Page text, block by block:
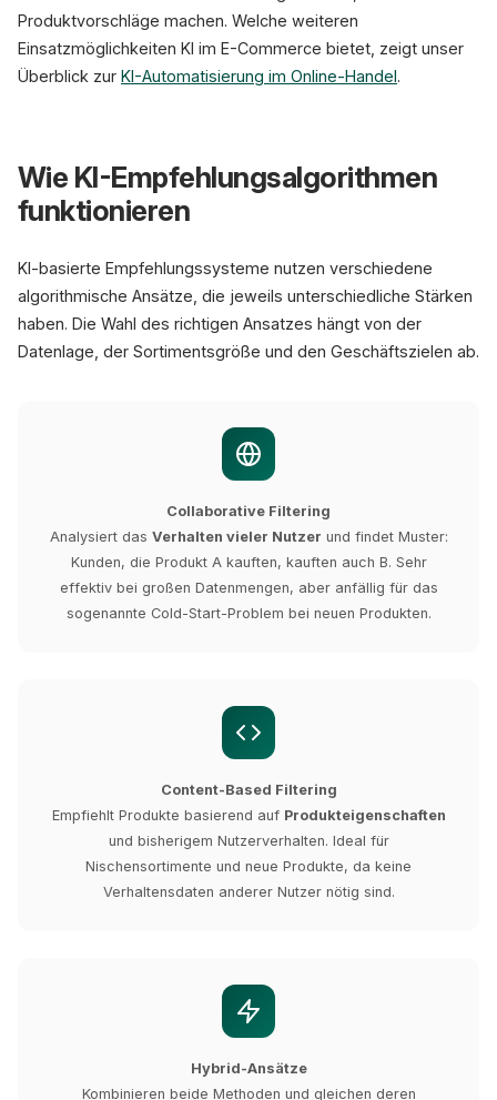
Produktvorschläge machen. Welche weiteren
Einsatzmöglichkeiten KI im E-Commerce bietet, zeigt unser
Überblick zur KI-Automatisierung im Online-Handel.
Wie KI-Empfehlungsalgorithmen
funktionieren
KI-basierte Empfehlungssysteme nutzen verschiedene
algorithmische Ansätze, die jeweils unterschiedliche Stärken
haben. Die Wahl des richtigen Ansatzes hängt von der
Datenlage, der Sortimentsgröße und den Geschäftszielen ab.
Collaborative Filtering
Analysiert das Verhalten vieler Nutzer und findet Muster:
Kunden, die Produkt A kauften, kauften auch B. Sehr
effektiv bei großen Datenmengen, aber anfällig für das
sogenannte Cold-Start-Problem bei neuen Produkten.
Content-Based Filtering
Empfiehlt Produkte basierend auf Produkteigenschaften
und bisherigem Nutzerverhalten. Ideal für
Nischensortimente und neue Produkte, da keine
Verhaltensdaten anderer Nutzer nötig sind.
Hybrid-Ansätze
Kombinieren beide Methoden und gleichen deren